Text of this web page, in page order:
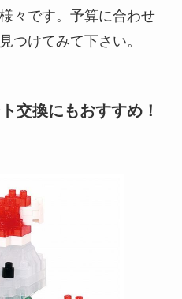
々です。予算に合わせ
つけてみて下さい。
交換にもおすすめ！